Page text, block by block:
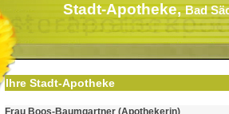
Stadt-Apotheke,Bad
Ihre Stadt-Apotheke
Frau Boos-Baumgartner (Apothekerin)